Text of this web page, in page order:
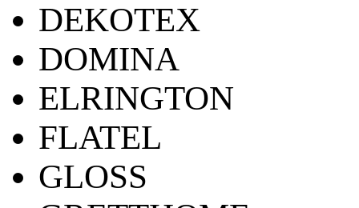
DEKOTEX
DOMINA
ELRINGTON
FLATEL
GLOSS